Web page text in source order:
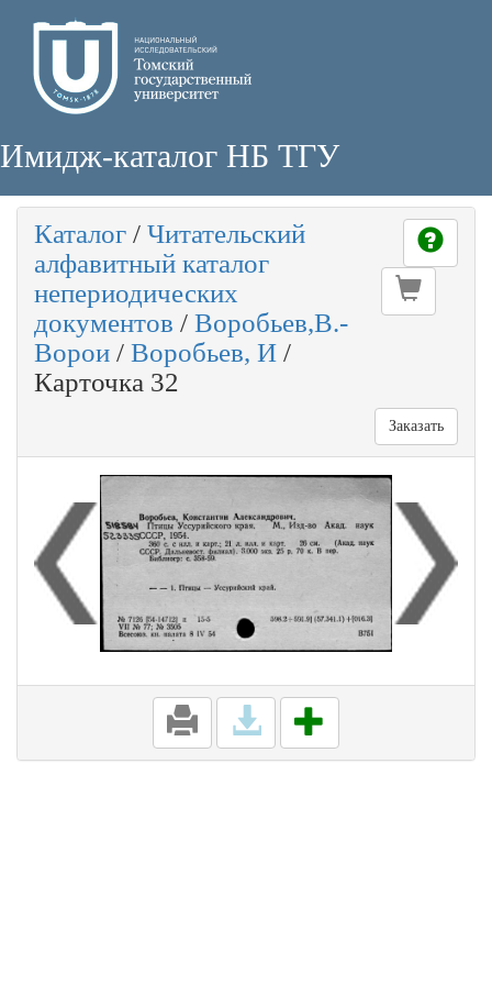
Имидж-каталог НБ ТГУ
Каталог / Читательский
алфавитный каталог
непериодических
документов / Воробьев,В.-
Ворои / Воробьев, И /
Карточка 32
Заказать